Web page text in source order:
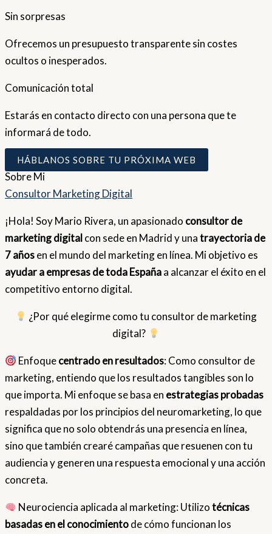
Sin sorpresas
Ofrecemos un presupuesto transparente sin costes
ocultos o inesperados.
Comunicación total
Estarás en contacto directo con una persona que te
informará de todo.
HÁBLANOS SOBRE TU PRÓXIMA WEB
SobreMi
Consultor Marketing Digital
¡Hola! Soy Mario Rivera, un apasionado consultor de
marketing digital con sede en Madrid y unatrayectoria de
7 añosen el mundo del marketing en línea. Mi objetivo es
ayudar a empresas de toda Españaa alcanzar el éxito en el
competitivo entorno digital.
¿Por qué elegirme como tu consultor de marketing
digital?
Enfoquecentrado en resultados: Como consultor de
marketing, entiendo que los resultados tangibles son lo
que importa. Mi enfoque se basa en estrategias probadas
respaldadas por los principios del neuromarketing, lo que
significa que no solo obtendrás una presencia en línea,
sino que también crearé campañas que resuenen con tu
audiencia y generen una respuesta emocional y una acción
concreta.
Neurociencia aplicada al marketing: Utilizotécnicas
basadas en el conocimientode cómo funcionan los